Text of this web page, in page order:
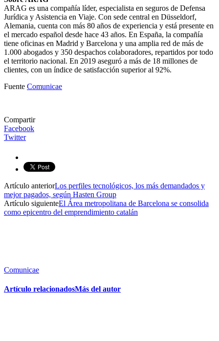
ARAG es una compañía líder, especialista en seguros de Defensa
Jurídica y Asistencia en Viaje. Con sede central en Düsseldorf,
Alemania, cuenta con más 80 años de experiencia y está presente en
el mercado español desde hace 43 años. En España, la compañía
tiene oficinas en Madrid y Barcelona y una amplia red de más de
1.000 abogados y 350 despachos colaboradores, repartidos por todo
el territorio nacional. En 2019 aseguró a más de 18 millones de
clientes, con un índice de satisfacción superior al 92%.
Fuente Comunicae
Compartir
Facebook
Twitter
Artículo anteriorLos perfiles tecnológicos, los más demandados y
mejor pagados, según Hasten Group
Artículo siguienteEl Área metropolitana de Barcelona se consolida
como epicentro del emprendimiento catalán
Comunicae
Artículo relacionadosMás del autor